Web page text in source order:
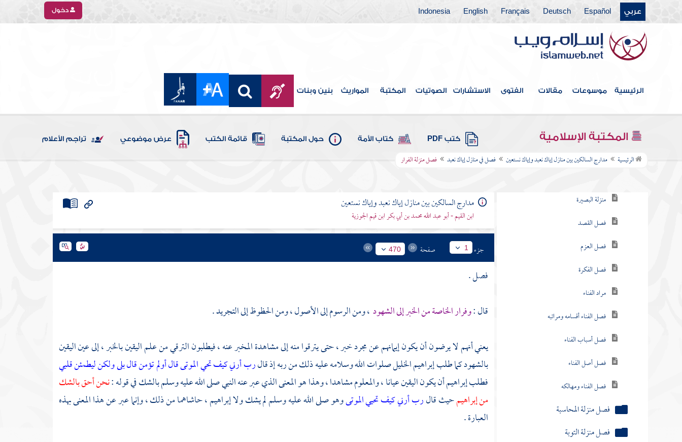
عربي Español
Deutsch
Français
English
Indonesia دخول
الرئيسية موسوعات مقالات الفتوى الاستشارات الصوتيات المكتبة المواريث بنين وبنات
المكتبة الإسلامية كتب PDF كتاب الأمة حول المكتبة قائمة الكتب عرض موضوعي تراجم الأعلام
الرئيسية مدارج السالكين بين منازل إياك نعبد وإياك نستعين فصل في منازل إياك نعبد فصل منزلة الفرار
الموت
فصل في انقسام العبودية إلى عامة
وخاصة
فصل في مراتب إياك نعبد علما
فصل مراتب العبودية وهي خمس عشرة مرتبة
فصل في منازل إياك نعبد
منزلة البصيرة
فصل القصد
فصل العزم
فصل الفكرة
مراد الفناء
فصل الفناء أقسامه ومراتبه
فصل أسباب الفناء
فصل أصل الفناء
فصل الفناء ومهالكه
فصل منزلة المحاسبة
فصل منزلة التوبة
مدارج السالكين بين منازل إياك نعبد وإياك نستعين
ابن القيم - أبو عبد الله محمد بن أبي بكر ابن قيم الجوزية
جزء 1 صفحة 470
فصل .
قال :وفرار الخاصة من الخبر إلى الشهود، ومن الرسوم إلى الأصول ، ومن الحظوظ إلى التجريد .
يعني أنهم لا يرضون أن يكون إيمانهم عن مجرد خبر ، حتى يترقوا منه إلى مشاهدة المخبر عنه ، فيطلبون الترقي من علم اليقين بالخبر ، إلى عين اليقين
بالشهود كما طلبإبراهيمالخليل صلوات الله وسلامه عليه ذلك من ربه إذ قالرب أرني كيف تحي الموتى قال أولم تؤمن قال بلى ولكن ليطمئن قلبي
فطلبإبراهيمأن يكون اليقين عيانا ، والمعلوم مشاهدا ، وهذا هو المعنى الذي عبر عنه النبي صلى الله عليه وسلم بالشك في قوله :نحن أحق بالشك
منإبراهيمحيث قالرب أرني كيف تحيي الموتىوهو صلى الله عليه وسلم لم يشك ولاإبراهيم، حاشاهما من ذلك ، وإنما عبر عن هذا المعنى بهذه
العبارة .